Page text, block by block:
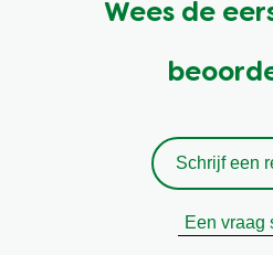
Wees de
Schrijf een
Een vraag